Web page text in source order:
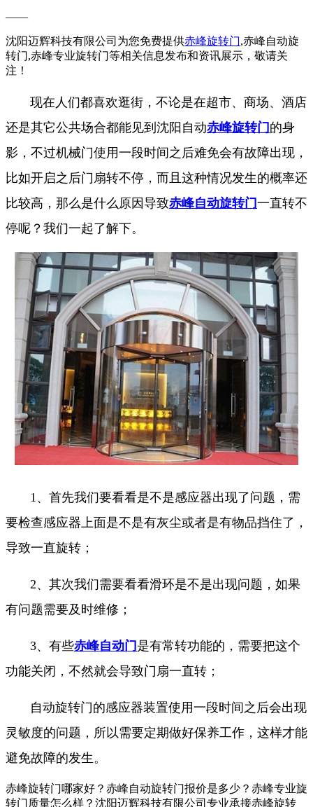
——
沈阳迈辉科技有限公司为您免费提供赤峰旋转门,赤峰自动旋
转门,赤峰专业旋转门等相关信息发布和资讯展示，敬请关
注！
现在人们都喜欢逛街，不论是在超市、商场、酒店
还是其它公共场合都能见到沈阳自动赤峰旋转门的身
影，不过机械门使用一段时间之后难免会有故障出现，
比如开启之后门扇转不停，而且这种情况发生的概率还
比较高，那么是什么原因导致赤峰自动旋转门一直转不
停呢？我们一起了解下。
1、首先我们要看看是不是感应器出现了问题，需
要检查感应器上面是不是有灰尘或者是有物品挡住了，
导致一直旋转；
2、其次我们需要看看滑环是不是出现问题，如果
有问题需要及时维修；
3、有些赤峰自动门是有常转功能的，需要把这个
功能关闭，不然就会导致门扇一直转；
自动旋转门的感应器装置使用一段时间之后会出现
灵敏度的问题，所以需要定期做好保养工作，这样才能
避免故障的发生。
赤峰旋转门哪家好？赤峰自动旋转门报价是多少？赤峰专业旋
转门质量怎么样？沈阳迈辉科技有限公司专业承接赤峰旋转